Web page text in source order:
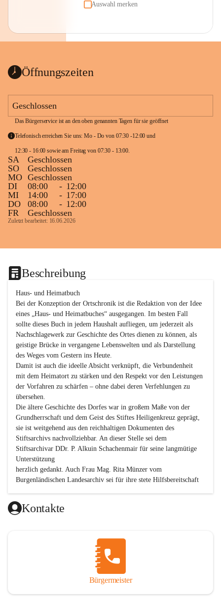
Auswahl merken
Öffnungszeiten
Geschlossen
Das Bürgerservice ist an den oben genannten Tagen für sie geöffnet
Telefonisch erreichen Sie uns: Mo - Do von 07:30 -12:00 und
SA
Geschlossen
SO
Geschlossen
MO Geschlossen
DI
08:00 - 12:00
MI
14:00 - 17:00
DO
08:00 - 12:00
FR
Geschlossen
Zuletzt bearbeitet: 16.06.2026
Beschreibung
Haus- und Heimatbuch
Bei der Konzeption der Ortschronik ist die Redaktion von der Idee
eines „Haus- und Heimatbuches“ ausgegangen. Im besten Fall
sollte dieses Buch in jedem Haushalt aufliegen, um jederzeit als
Nachschlagewerk zur Geschichte des Ortes dienen zu können, als
geistige Brücke in vergangene Lebenswelten und als Darstellung
des Weges vom Gestern ins Heute.
Damit ist auch die ideelle Absicht verknüpft, die Verbundenheit
mit dem Heimatort zu stärken und den Respekt vor den Leistungen
der Vorfahren zu schärfen – ohne dabei deren Verfehlungen zu
übersehen.
Die ältere Geschichte des Dorfes war in großem Maße von der
Grundherrschaft und dem Geist des Stiftes Heiligenkreuz geprägt,
sie ist weitgehend aus den reichhaltigen Dokumenten des
Stiftsarchivs nachvollziehbar. An dieser Stelle sei dem
Stiftsarchivar DDr. P. Alkuin Schachenmair für seine langmütige
Unterstützung
herzlich gedankt. Auch Frau Mag. Rita Münzer vom
Burgenländischen Landesarchiv sei für ihre stete Hilfsbereitschaft
Dank gilt den Textautoren dieser Chronik, dem kleinen
Redaktionsteam, für die gute Zusammenarbeit.
gedankt werden, die durch ihre Erinnerungen, Informationen und
durch das Überlassen von Fotos und Dokumenten zum Gesamtbild
dieses Buches wesentlich beigetragen haben.
Der Zeitdruck war enorm, um das Werk auch zeitgerecht für das
Jubiläumsjahr abschließen zu können. Daher mag um Nachsicht
Kontakte
Bürgermeister